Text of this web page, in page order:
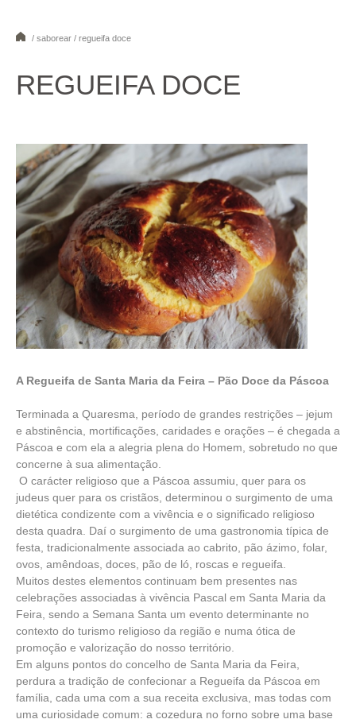
34 5 678
/ saborear / regueifa doce
REGUEIFA DOCE
A Regueifa de Santa Maria da Feira – Pão Doce da Páscoa
Terminada a Quaresma, período de grandes restrições – jejum
e abstinência, mortificações, caridades e orações – é chegada a
Páscoa e com ela a alegria plena do Homem, sobretudo no que
concerne à sua alimentação.
O carácter religioso que a Páscoa assumiu, quer para os
judeus quer para os cristãos, determinou o surgimento de uma
dietética condizente com a vivência e o significado religioso
desta quadra. Daí o surgimento de uma gastronomia típica de
festa, tradicionalmente associada ao cabrito, pão ázimo, folar,
ovos, amêndoas, doces, pão de ló, roscas e regueifa.
Muitos destes elementos continuam bem presentes nas
celebrações associadas à vivência Pascal em Santa Maria da
Feira, sendo a Semana Santa um evento determinante no
contexto do turismo religioso da região e numa ótica de
promoção e valorização do nosso território.
Em alguns pontos do concelho de Santa Maria da Feira,
perdura a tradição de confecionar a Regueifa da Páscoa em
família, cada uma com a sua receita exclusiva, mas todas com
uma curiosidade comum: a cozedura no forno sobre uma base